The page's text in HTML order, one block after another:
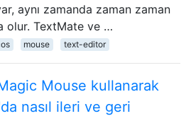
aynı zamanda zaman zaman
olur. TextMate ve …
mouse text-editor
Mouse kullanarak
nasıl ileri ve geri